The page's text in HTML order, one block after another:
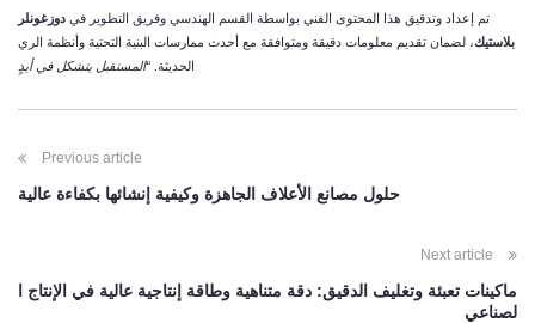
تم إعداد وتدقيق هذا المحتوى الفني بواسطة القسم الهندسي وفريق التطوير في دوزغونلر
بلاستيك، لضمان تقديم معلومات دقيقة ومتوافقة مع أحدث ممارسات البنية التحتية وأنظمة الري
الحديثة. “المستقبل يتشكل في أيدٍ
POST
NAVIGATION
Previous article
حلول مصانع الأعلاف الجاهزة وكيفية إنشائها بكفاءة عالية
Next article
ماكينات تعبئة وتغليف الدقيق: دقة متناهية وطاقة إنتاجية عالية في الإنتاج ا
لصناعي